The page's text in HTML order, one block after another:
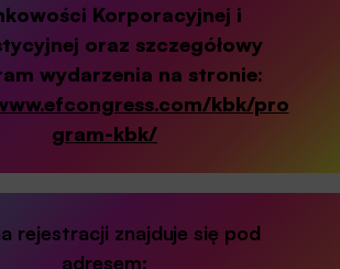
Korporacyjnej i
oraz szczegółowy
wydarzenia na stronie:
kbk/pro
gram-kbk/
rejestracji znajduje się pod
adresem: